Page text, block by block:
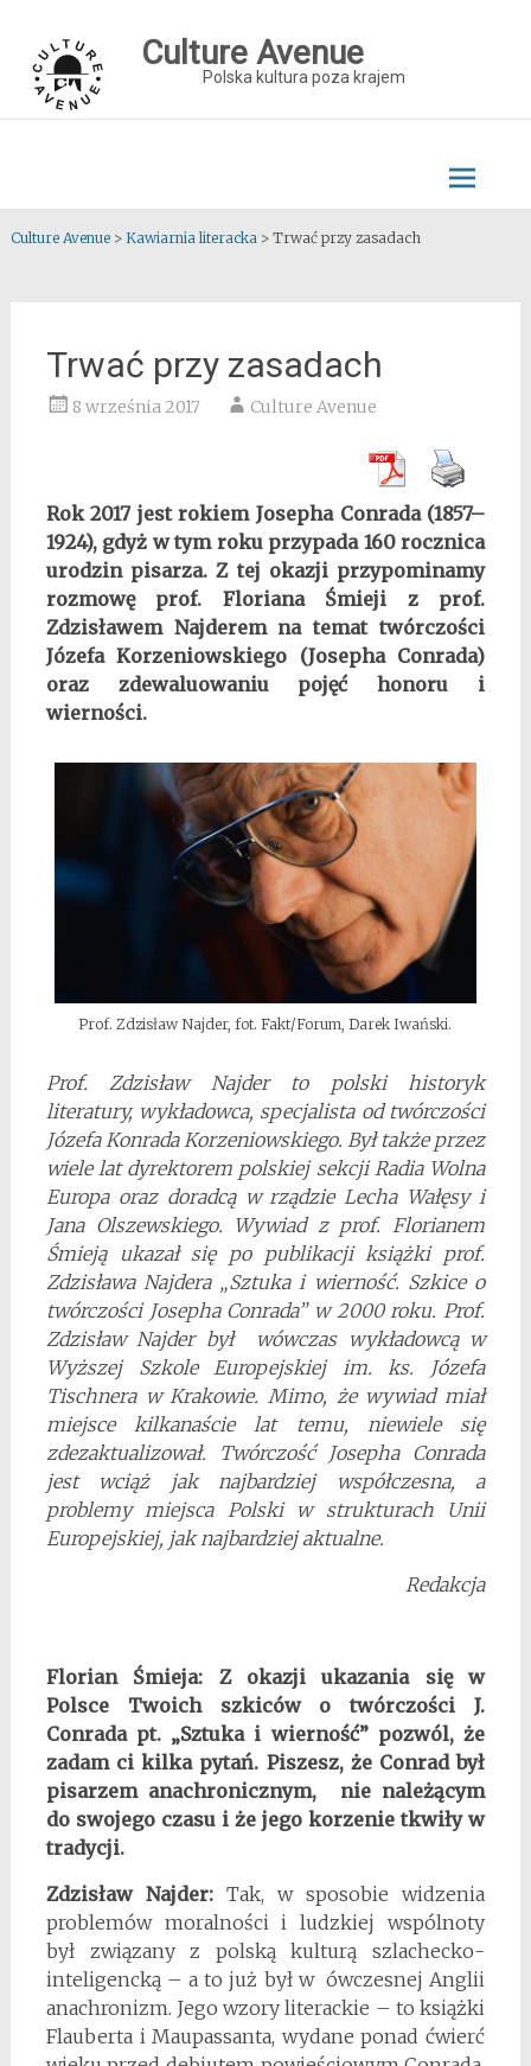
content
Culture Avenue
Polska kultura poza krajem
Culture Avenue> Kawiarnia literacka> Trwać przy zasadach
Trwać przy zasadach
8 września 2017 Culture Avenue
Rok 2017 jest rokiem Josepha Conrada (1857–
1924), gdyż w tym roku przypada 160 rocznica
urodzin pisarza. Z tej okazji przypominamy
rozmowę prof. Floriana Śmieji z prof.
Zdzisławem Najderem na temat twórczości
Józefa Korzeniowskiego (Josepha Conrada)
oraz zdewaluowaniu pojęć honoru i
wierności.
Prof. Zdzisław Najder, fot. Fakt/Forum, Darek Iwański.
Prof. Zdzisław Najder to polski historyk
literatury, wykładowca, specjalista od twórczości
Józefa Konrada Korzeniowskiego. Był także przez
wiele lat dyrektorem polskiej sekcji Radia Wolna
Europa oraz doradcą w rządzie Lecha Wałęsy i
Jana Olszewskiego. Wywiad z prof. Florianem
Śmieją ukazał się po publikacji książki prof.
Zdzisława Najdera „Sztuka i wierność. Szkice o
twórczości Josepha Conrada” w 2000 roku. Prof.
Zdzisław Najder był wówczas wykładowcą w
Wyższej Szkole Europejskiej im. ks. Józefa
Tischnera w Krakowie. Mimo, że wywiad miał
miejsce kilkanaście lat temu, niewiele się
zdezaktualizował. Twórczość Josepha Conrada
jest wciąż jak najbardziej współczesna, a
problemy miejsca Polski w strukturach Unii
Europejskiej, jak najbardziej aktualne.
Redakcja
Florian Śmieja: Z okazji ukazania się w
Polsce Twoich szkiców o twórczości J.
Conrada pt. „Sztuka i wierność” pozwól, że
zadam ci kilka pytań. Piszesz, że Conrad był
pisarzem anachronicznym, nie należącym
do swojego czasu i że jego korzenie tkwiły w
tradycji.
Zdzisław Najder:Tak, w sposobie widzenia
problemów moralności i ludzkiej wspólnoty
był związany z polską kulturą szlachecko-
inteligencką – a to już był w ówczesnej Anglii
anachronizm. Jego wzory literackie – to książki
Flauberta i Maupassanta, wydane ponad ćwierć